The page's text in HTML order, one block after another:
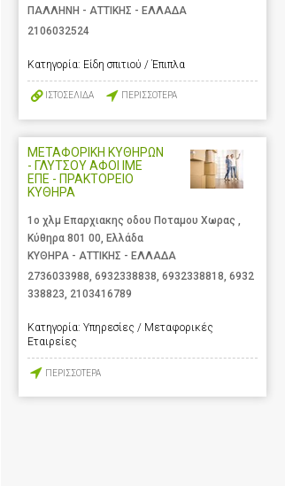
ΠΑΛΛΗΝΗ - ΑΤΤΙΚΗΣ - ΕΛΛΑΔΑ
2106032524
Κατηγορία: Είδη σπιτιού / Έπιπλα
ΙΣΤΟΣΕΛΙΔΑ ΠΕΡΙΣΣΟΤΕΡΑ
ΜΕΤΑΦΟΡΙΚΗ ΚΥΘΗΡΩΝ
- ΓΛΥΤΣΟΥ ΑΦΟΙ ΙΜΕ
ΕΠΕ - ΠΡΑΚΤΟΡΕΙΟ
ΚΥΘΗΡΑ
1ο χλμ Επαρχιακης οδου Ποταμου Χωρας ,
Κύθηρα 801 00, Ελλάδα
ΚΥΘΗΡΑ - ΑΤΤΙΚΗΣ - ΕΛΛΑΔΑ
2736033988, 6932338838, 6932338818, 6932
338823, 2103416789
Κατηγορία: Υπηρεσίες / Μεταφορικές
Εταιρείες
ΠΕΡΙΣΣΟΤΕΡΑ